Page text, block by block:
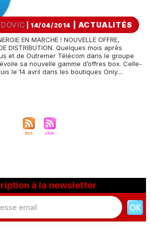
| 14/04/2014 ACTUALITÉS
EN MARCHE ! NOUVELLE OFFRE,
DISTRIBUTION. Quelques mois après
et de Outremer Télécom dans le groupe
sa nouvelle gamme d’offres box. Celle-
le 14 avril dans les boutiques Only....
à la newsletter